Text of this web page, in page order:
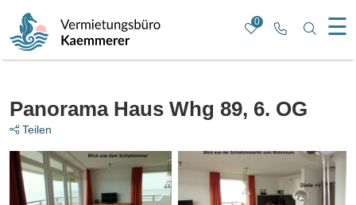
☰
0 Rufen Sie
Nach
Panorama Haus Whg 89, 6. OG
Teilen